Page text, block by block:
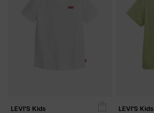
LEVI'S Kids
LEVI'S Kids